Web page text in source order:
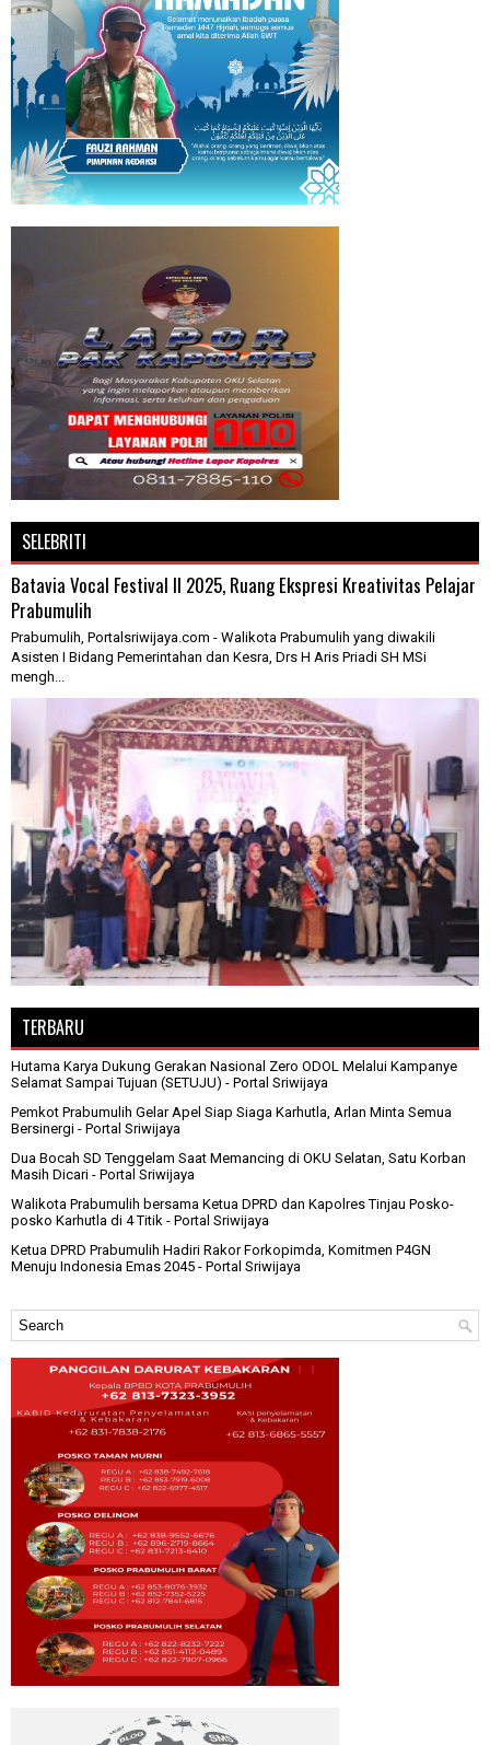
SELEBRITI
Batavia Vocal Festival II 2025, Ruang Ekspresi Kreativitas Pelajar
Prabumulih
Prabumulih, Portalsriwijaya.com - Walikota Prabumulih yang diwakili
Asisten I Bidang Pemerintahan dan Kesra, Drs H Aris Priadi SH MSi
mengh...
TERBARU
Hutama Karya Dukung Gerakan Nasional Zero ODOL Melalui Kampanye
Selamat Sampai Tujuan (SETUJU) - Portal Sriwijaya
Pemkot Prabumulih Gelar Apel Siap Siaga Karhutla, Arlan Minta Semua
Bersinergi - Portal Sriwijaya
Dua Bocah SD Tenggelam Saat Memancing di OKU Selatan, Satu Korban
Masih Dicari - Portal Sriwijaya
Walikota Prabumulih bersama Ketua DPRD dan Kapolres Tinjau Posko-
posko Karhutla di 4 Titik - Portal Sriwijaya
Ketua DPRD Prabumulih Hadiri Rakor Forkopimda, Komitmen P4GN
Menuju Indonesia Emas 2045 - Portal Sriwijaya